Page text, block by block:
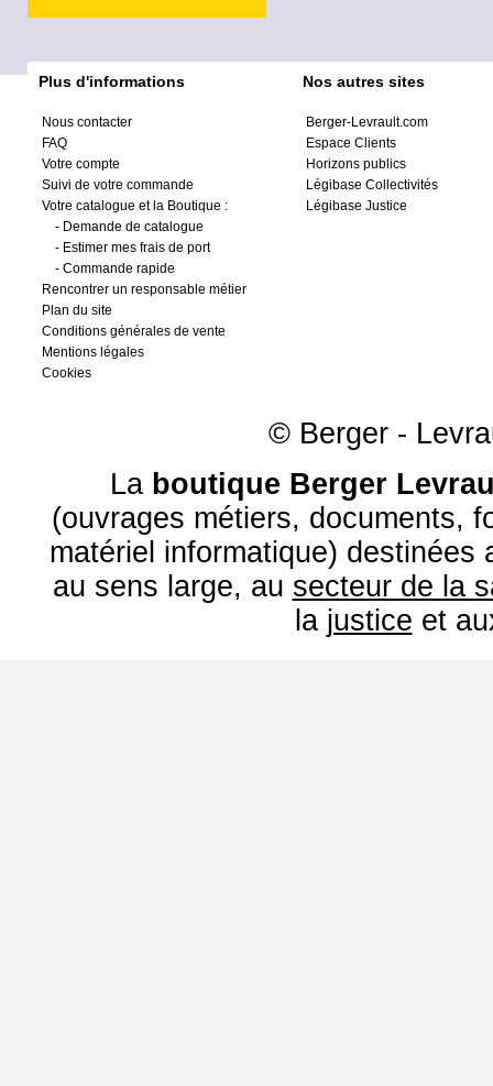
Plus d'informations
Nous contacter
FAQ
Votre compte
Suivi de votre commande
Votre catalogue et la Boutique :
- Demande de catalogue
- Estimer mes frais de port
- Commande rapide
Rencontrer un responsable métier
Plan du site
Conditions générales de vente
Mentions légales
Cookies
Nos autres sites
Berger-Levrault.com
Espace Clients
Horizons publics
Légibase Collectivités
Légibase Justice
© Berger -
La boutique Berger
(ouvrages métiers, documents,
matériel informatique) destinées
au sens large, au secteur de la
la justice et